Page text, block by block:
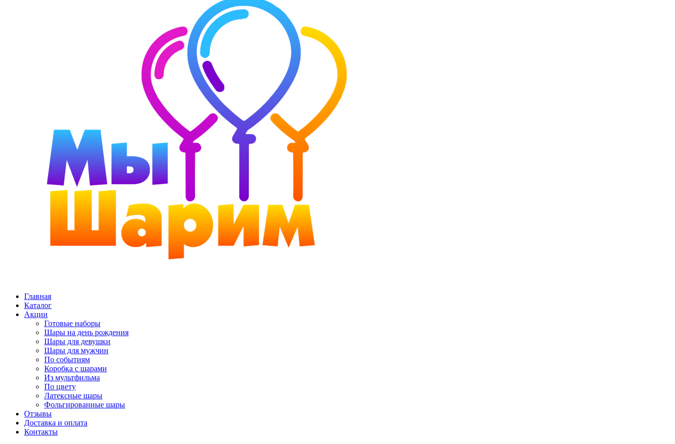
Главная
Каталог
Акции
Готовые наборы
Шары на день рождения
Шары для девушки
Шары для мужчин
По событиям
Коробка с шарами
Из мультфильма
По цвету
Латексные шары
Фольгированные шары
Отзывы
Доставка и оплата
Контакты